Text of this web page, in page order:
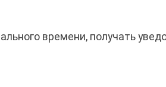
времени, получать